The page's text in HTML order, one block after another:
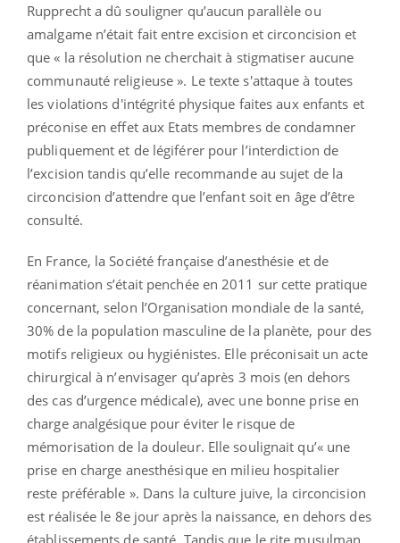
Rupprecht a dû souligner qu’aucun parallèle ou
amalgame n’était fait entre excision et circoncision et
que « la résolution ne cherchait à stigmatiser aucune
communauté religieuse ». Le texte s'attaque à toutes
les violations d'intégrité physique faites aux enfants et
préconise en effet aux Etats membres de condamner
publiquement et de légiférer pour l’interdiction de
l’excision tandis qu’elle recommande au sujet de la
circoncision d’attendre que l’enfant soit en âge d’être
consulté.
En France, la Société française d’anesthésie et de
réanimation s’était penchée en 2011 sur cette pratique
concernant, selon l’Organisation mondiale de la santé,
30% de la population masculine de la planète, pour des
motifs religieux ou hygiénistes. Elle préconisait un acte
chirurgical à n’envisager qu’après 3 mois (en dehors
des cas d’urgence médicale), avec une bonne prise en
charge analgésique pour éviter le risque de
mémorisation de la douleur. Elle soulignait qu’« une
prise en charge anesthésique en milieu hospitalier
reste préférable ». Dans la culture juive, la circoncision
est réalisée le 8e jour après la naissance, en dehors des
établissements de santé. Tandis que le rite musulman